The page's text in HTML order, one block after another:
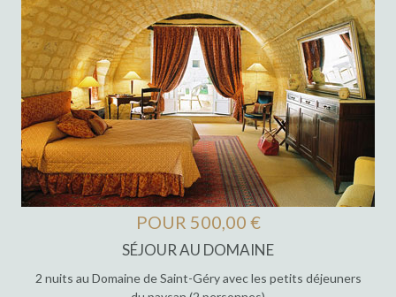
POUR 500,00 €
SÉJOUR AU DOMAINE
2 nuits au Domaine de Saint-Géry avec les petits déjeuners